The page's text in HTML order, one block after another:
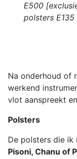
E500
polsters E135
Na onderhoud of
werkend
vlot aanspreekt
Polsters
De polsters die ik
Pisoni, Chanu of